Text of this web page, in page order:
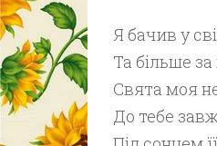
Я бачив у
Та більше
Свята моя
До тебе